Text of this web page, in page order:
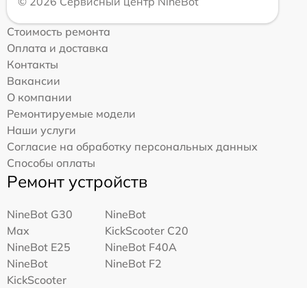
Стоимость ремонта
Оплата и доставка
Контакты
Вакансии
О компании
Ремонтируемые модели
Наши услуги
Согласие на обработку персональных данных
Способы оплаты
Ремонт устройств
NineBot G30
Max
NineBot
KickScooter C20
NineBot E25
NineBot F40A
NineBot
KickScooter
NineBot F2